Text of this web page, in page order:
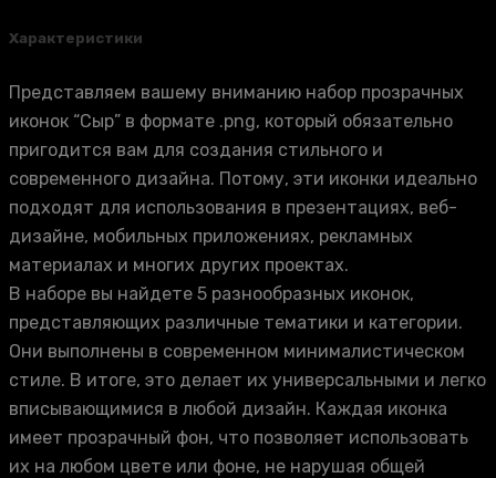
Характеристики
Представляем вашему вниманию набор прозрачных
иконок “Сыр” в формате .png, который обязательно
пригодится вам для создания стильного и
современного дизайна. Потому, эти иконки идеально
подходят для использования в презентациях, веб-
дизайне, мобильных приложениях, рекламных
материалах и многих других проектах.
В наборе вы найдете 5 разнообразных иконок,
представляющих различные тематики и категории.
Они выполнены в современном минималистическом
стиле. В итоге, это делает их универсальными и легко
вписывающимися в любой дизайн. Каждая иконка
имеет прозрачный фон, что позволяет использовать
их на любом цвете или фоне, не нарушая общей